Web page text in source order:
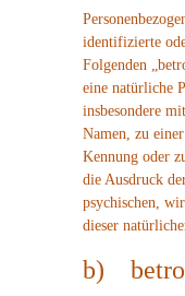
identifizierte
Folgenden
eine natürliche
insbesondere
Namen, zu
Kennung oder
die Ausdruck
psychischen,
dieser
b)